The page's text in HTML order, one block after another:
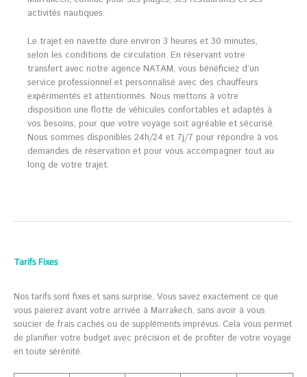
activités nautiques.
Le trajet en navette dure environ 3 heures et 30 minutes,
selon les conditions de circulation. En réservant votre
transfert avec notre agence NATAM, vous bénéficiez d’un
service professionnel et personnalisé avec des chauffeurs
expérimentés et attentionnés. Nous mettons à votre
disposition une flotte de véhicules confortables et adaptés à
vos besoins, pour que votre voyage soit agréable et sécurisé.
Nous sommes disponibles 24h/24 et 7j/7 pour répondre à vos
demandes de réservation et pour vous accompagner tout au
long de votre trajet.
Tarifs Fixes
Nos tarifs sont fixes et sans surprise. Vous savez exactement ce que
vous paierez avant votre arrivée à Marrakech, sans avoir à vous
soucier de frais cachés ou de suppléments imprévus. Cela vous permet
de planifier votre budget avec précision et de profiter de votre voyage
en toute sérénité.